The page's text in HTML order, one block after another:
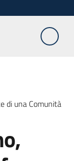
di una Comunità